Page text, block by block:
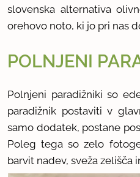
slovenska alternativa
orehovo noto, ki jo pri nas
POLNJENI
Polnjeni paradižniki so
paradižnik postaviti v
samo dodatek, postane
Poleg tega so zelo
barvit nadev, sveža zelišča